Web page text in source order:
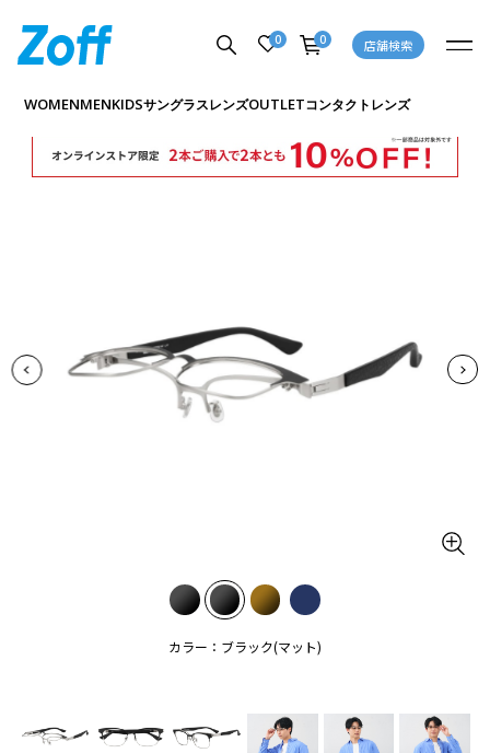
0 0 店舗検索
WOMENMENKIDSサングラスレンズOUTLETコンタクトレンズ
カラー：ブラック(マット)
商品詳細ページへ